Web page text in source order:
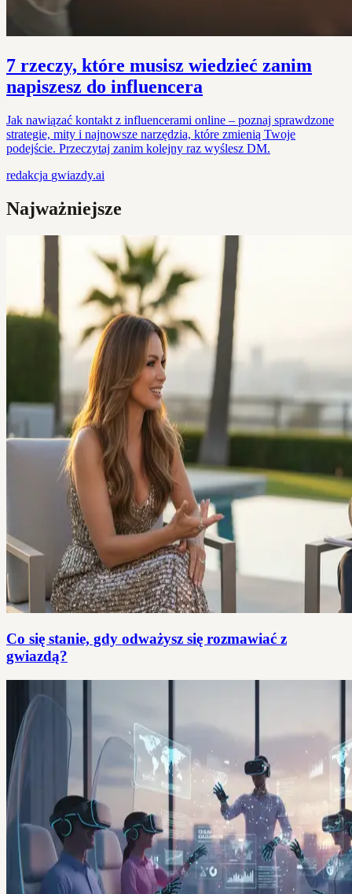
7 rzeczy, które musisz wiedzieć zanim
napiszesz do influencera
Jak nawiązać kontakt z influencerami online – poznaj sprawdzone
strategie, mity i najnowsze narzędzia, które zmienią Twoje
podejście. Przeczytaj zanim kolejny raz wyślesz DM.
redakcja gwiazdy.ai
Najważniejsze
Co się stanie, gdy odważysz się rozmawiać z
gwiazdą?